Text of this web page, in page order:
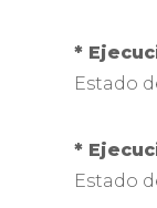
*
Estado
*
Estado